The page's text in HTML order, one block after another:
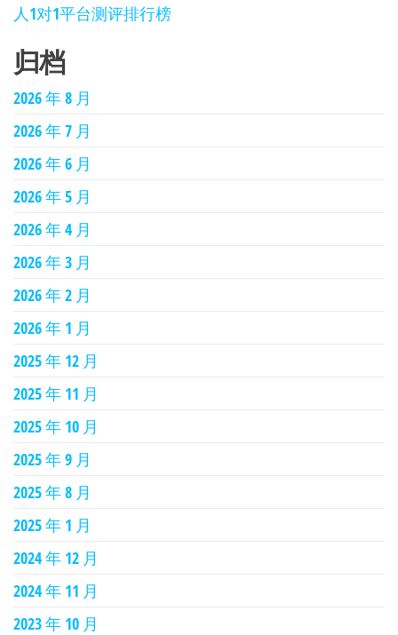
人1对1平台测评排行榜
归档
2026 年 8 月
2026 年 7 月
2026 年 6 月
2026 年 5 月
2026 年 4 月
2026 年 3 月
2026 年 2 月
2026 年 1 月
2025 年 12 月
2025 年 11 月
2025 年 10 月
2025 年 9 月
2025 年 8 月
2025 年 1 月
2024 年 12 月
2024 年 11 月
2023 年 10 月